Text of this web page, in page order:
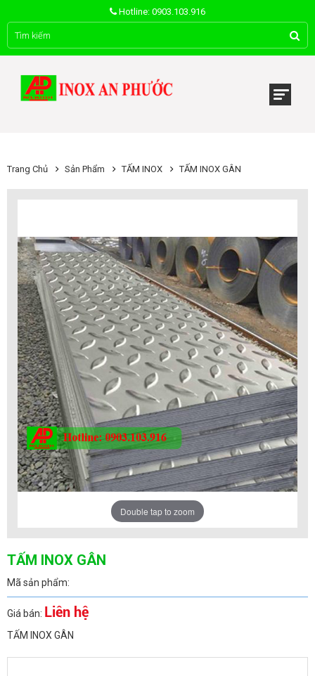
Hotline: 0903.103.916
Trang Chủ Sản Phẩm TẤM INOX TẤM INOX GÂN
Double tap to zoom
TẤM INOX GÂN
Mã sản phẩm:
Giá bán: Liên hệ
TẤM INOX GÂN